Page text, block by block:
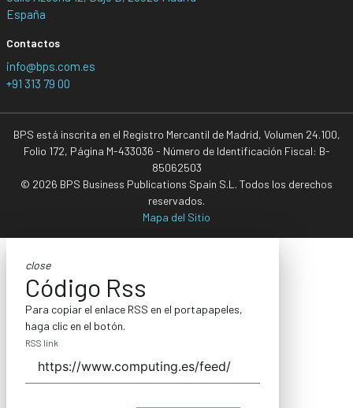
España
Contactos
info@bps.com.es
+91 313 79 00
BPS está inscrita en el Registro Mercantil de Madrid, Volumen 24.100,
Folio 172, Página M-433036 - Número de Identificación Fiscal: B-
85062503
© 2026 BPS Business Publications Spain S.L. Todos los derechos
reservados.
Mapa del Sitio
close
Código Rss
Para copiar el enlace RSS en el portapapeles,
haga clic en el botón.
RSS link